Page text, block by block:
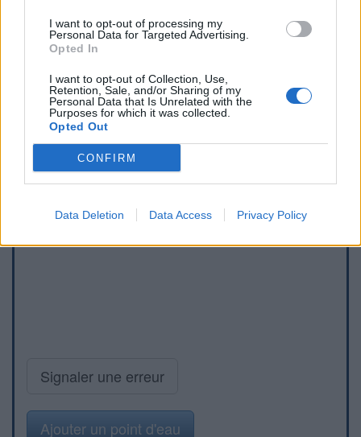
I want to opt-out of processing my
Personal Data for Targeted Advertising.
Opted In
I want to opt-out of Collection, Use,
Retention, Sale, and/or Sharing of my
Personal Data that Is Unrelated with the
Purposes for which it was collected.
Opted Out
CONFIRM
Data Deletion Data Access Privacy Policy
Signaler une erreur
Ajouter un point d'eau